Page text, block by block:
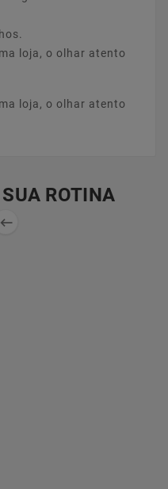
loja, o olhar atento
loja, o olhar atento
ROTINA
